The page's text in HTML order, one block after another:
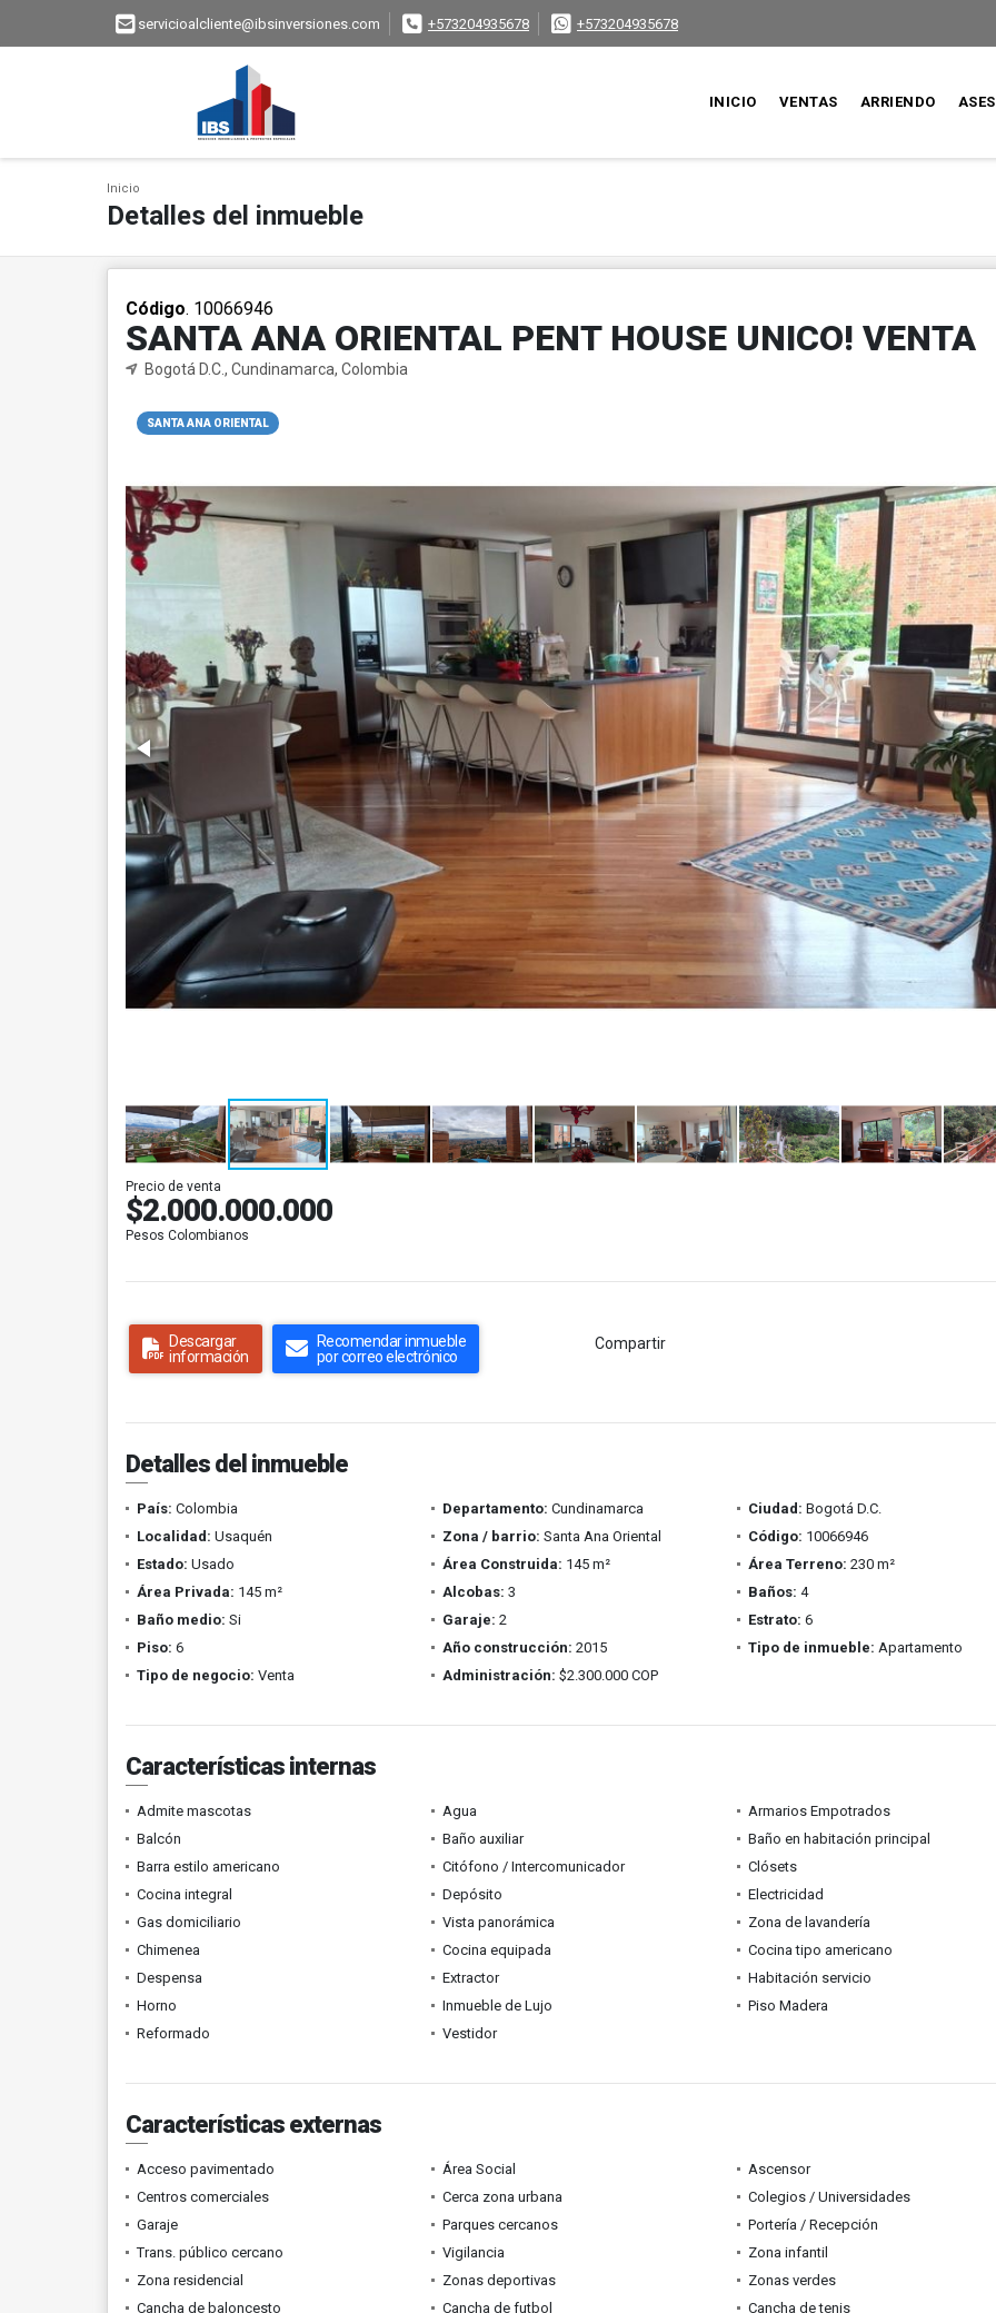
servicioalcliente@ibsinversiones.com +573204935678 +573204935678
INICIO VENTAS ARRIENDO
Inicio
Detalles del inmueble
Código. 10066946
SANTA ANA ORIENTAL PENT HOUSE UNICO! VENTA
Bogotá D.C., Cundinamarca, Colombia
SANTA ANA ORIENTAL
Precio de venta
$2.000.000.000
Pesos Colombianos
Descargar
información
Recomendar inmueble
por correo electrónico
Compartir
Detalles del inmueble
País: Colombia Departamento: Cundinamarca Ciudad: Bogotá D.C.
Localidad: Usaquén Zona / barrio: Santa Ana Oriental Código: 10066946
Estado: Usado Área Construida: 145 m² Área Terreno: 230 m²
Área Privada: 145 m² Alcobas: 3 Baños: 4
Baño medio: Si Garaje: 2 Estrato: 6
Piso: 6 Año construcción: 2015 Tipo de inmueble: Apartamento
Tipo de negocio: Venta Administración: $2.300.000 COP
Características internas
Admite mascotas Agua
Armarios Empotrados
Balcón
Baño auxiliar
Baño en habitación principal
Barra estilo americano
Citófono / Intercomunicador
Clósets
Cocina integral
Depósito
Electricidad
Gas domiciliario
Vista panorámica
Zona de lavandería
Chimenea
Cocina equipada
Cocina tipo americano
Despensa
Extractor
Habitación servicio
Horno
Inmueble de Lujo
Piso Madera
Reformado
Vestidor
Características externas
Acceso pavimentado Área Social
Ascensor
Centros comerciales
Cerca zona urbana
Colegios / Universidades
Garaje
Parques cercanos
Portería / Recepción
Trans. público cercano
Vigilancia
Zona infantil
Zona residencial
Zonas deportivas
Zonas verdes
Cancha de baloncesto
Cancha de futbol
Cancha de tenis